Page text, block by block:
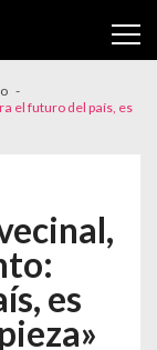
el futuro del país, es
es